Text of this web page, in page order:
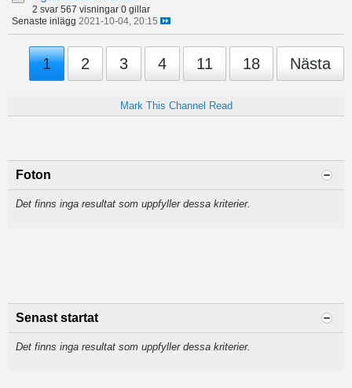
2 svar 567 visningar 0 gillar
Senaste inlägg 2021-10-04, 20:15
1 2 3 4 11 18 Nästa
Mark This Channel Read
Foton
Det finns inga resultat som uppfyller dessa kriterier.
Senast startat
Det finns inga resultat som uppfyller dessa kriterier.